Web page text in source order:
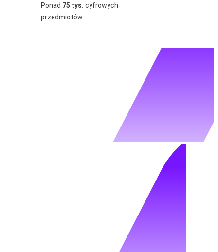
Ponad 75 tys. cyfrowych
przedmiotów